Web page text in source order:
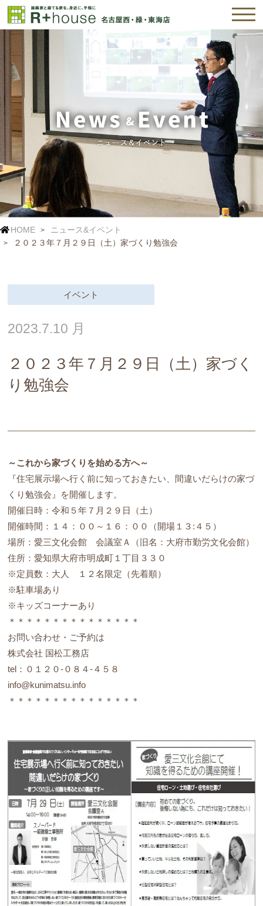
HOME
ニュース&イベント
２０２３年７月２９日（土）家づくり勉強会
イベント
2023.7.10 月
２０２３年７月２９日（土）家づく
り勉強会
～これから家づくりを始める方へ～
『住宅展示場へ行く前に知っておきたい、間違いだらけの家づ
くり勉強会』を開催します。
開催日時：令和５年７月２９日（土）
開催時間：１４：００～１６：００（開場１３:４５）
場所：愛三文化会館 会議室Ａ（旧名：大府市勤労文化会館）
住所：愛知県大府市明成町１丁目３３０
※定員数：大人 １２名限定（先着順）
※駐車場あり
※キッズコーナーあり
＊＊＊＊＊＊＊＊＊＊＊＊＊＊＊
お問い合わせ・ご予約は
株式会社 国松工務店
tel：０１２０-０８４-４５８
info@kunimatsu.info
＊＊＊＊＊＊＊＊＊＊＊＊＊＊＊